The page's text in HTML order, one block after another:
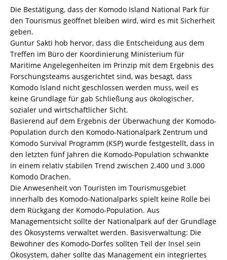
Die Bestätigung, dass der Komodo Island National Park für
den Tourismus geöffnet bleiben wird, wird es mit Sicherheit
geben.
Guntur Sakti hob hervor, dass die Entscheidung aus dem
Treffen im Büro der Koordinierung Ministerium für
Maritime Angelegenheiten im Prinzip mit dem Ergebnis des
Forschungsteams ausgerichtet sind, was besagt, dass
Komodo Island nicht geschlossen werden muss, weil es
keine Grundlage für gab Schließung aus ökologischer,
sozialer und wirtschaftlicher Sicht.
Basierend auf dem Ergebnis der Überwachung der Komodo-
Population durch den Komodo-Nationalpark Zentrum und
Komodo Survival Programm (KSP) wurde festgestellt, dass in
den letzten fünf Jahren die Komodo-Population schwankte
in einem relativ stabilen Trend zwischen 2.400 und 3.000
Komodo Drachen.
Die Anwesenheit von Touristen im Tourismusgebiet
innerhalb des Komodo-Nationalparks spielt keine Rolle bei
dem Rückgang der Komodo-Population. Aus
Managementsicht sollte der Nationalpark auf der Grundlage
des Ökosystems verwaltet werden. Basisverwaltung: Die
Bewohner des Komodo-Dorfes sollten Teil der Insel sein
Ökosystem, daher sollte das Management ein integriertes